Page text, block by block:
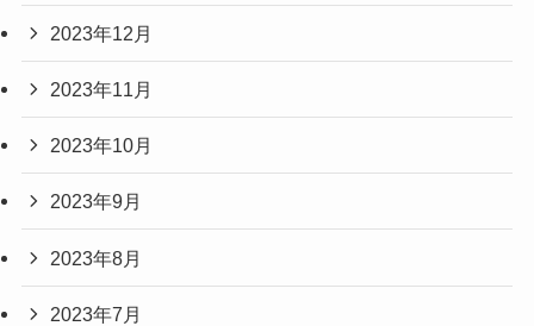
2023年12月
2023年11月
2023年10月
2023年9月
2023年8月
2023年7月